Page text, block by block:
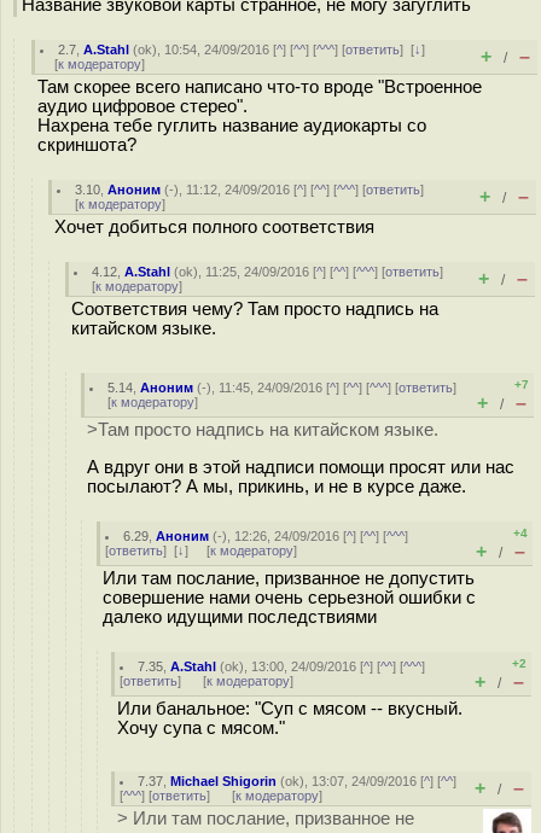
Название звуковой карты странное, не могу загуглить
2.7 ,A.Stahl (ok), 10:54, 24/09/2016 [^] [^^] [^^^] [ответить][↓]
[к модератору] + / –
Там скорее всего написано что-то вроде "Встроенное
аудио цифровое стерео".
Нахрена тебе гуглить название аудиокарты со
скриншота?
3.10 ,Аноним (-), 11:12, 24/09/2016 [^] [^^] [^^^] [ответить]
[к модератору] + / –
Хочет добиться полного соответствия
4.12 ,A.Stahl (ok), 11:25, 24/09/2016 [^] [^^] [^^^] [ответить]
[к модератору] + / –
Соответствия чему? Там просто надпись на
китайском языке.
5.14 ,Аноним (-), 11:45, 24/09/2016 [^] [^^] [^^^] [ответить]
[к модератору]
+7
+ / –
>Там просто надпись на китайском языке.
А вдруг они в этой надписи помощи просят или нас
посылают? А мы, прикинь, и не в курсе даже.
6.29 ,Аноним (-), 12:26, 24/09/2016 [^] [^^] [^^^]
[ответить] [↓] [к модератору]
+4
+ / –
Или там послание, призванное не допустить
совершение нами очень серьезной ошибки с
далеко идущими последствиями
7.35 ,A.Stahl (ok), 13:00, 24/09/2016 [^] [^^] [^^^]
[ответить] [к модератору]
+2
+ / –
Или банальное: "Суп с мясом -- вкусный.
Хочу супа с мясом."
7.37 ,Michael Shigorin (ok), 13:07, 24/09/2016 [^] [^^]
[^^^] [ответить] [к модератору] + / –
> Или там послание, призванное не